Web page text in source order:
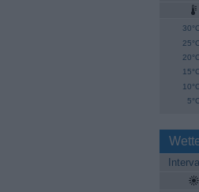
35°C
Interval